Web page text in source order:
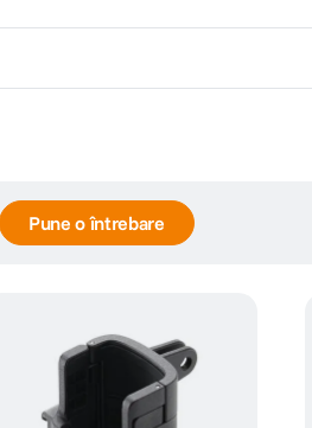
Pune o întrebare